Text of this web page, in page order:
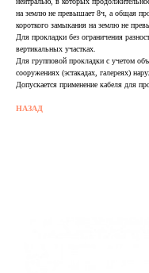
на землю не превышает 8ч, а общая
короткого замыкания на землю не
Для прокладки без ограничения
вертикальных участках.
Для групповой прокладки с учетом
сооружениях (эстакадах, галереях)
Допускается применение кабеля для
НАЗАД